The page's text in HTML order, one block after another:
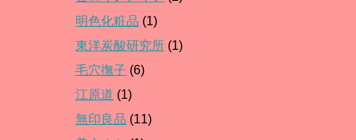
明色化粧品 (1)
東洋炭酸研究所 (1)
毛穴撫子 (6)
江原道 (1)
無印良品 (11)